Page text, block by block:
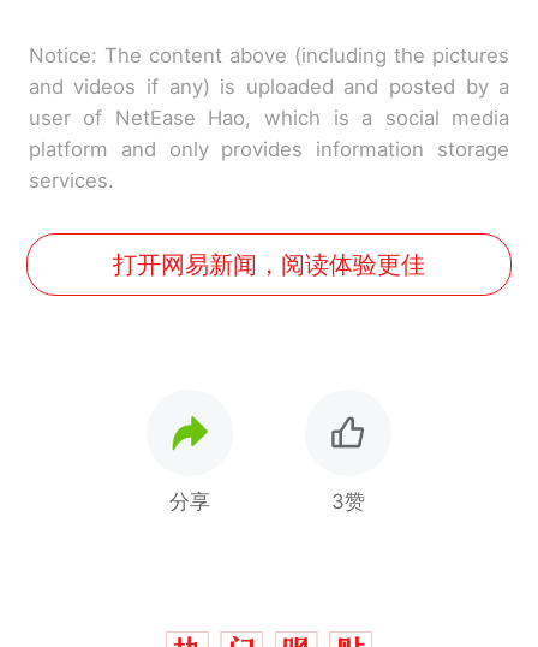
Notice: The content above (including the pictures
and videos if any) is uploaded and posted by a
user of NetEase Hao, which is a social media
platform and only provides information storage
services.
打开网易新闻，阅读体验更佳
分享 3赞